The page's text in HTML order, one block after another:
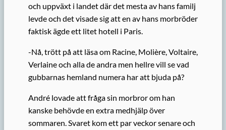
och uppväxt i landet där det mesta av hans familj
levde och det visade sig att en av hans morbröder
faktisk ägde ett litet hotell i Paris.
-Nå, trött på att läsa om Racine, Molière, Voltaire,
Verlaine och alla de andra men hellre vill se vad
gubbarnas hemland numera har att bjuda på?
André lovade att fråga sin morbror om han
kanske behövde en extra medhjälp över
sommaren. Svaret kom ett par veckor senare och